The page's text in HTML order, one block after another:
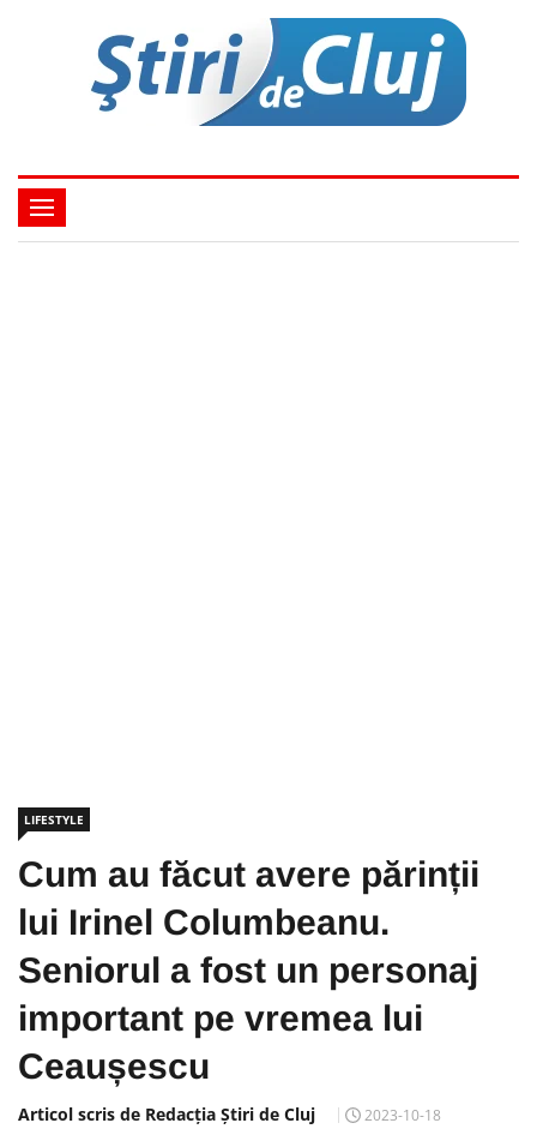
LIFESTYLE
Cum au făcut avere părinții
lui Irinel Columbeanu.
Seniorul a fost un personaj
important pe vremea lui
Ceaușescu
Articol scris de Redacția Știri de Cluj
2023-10-18